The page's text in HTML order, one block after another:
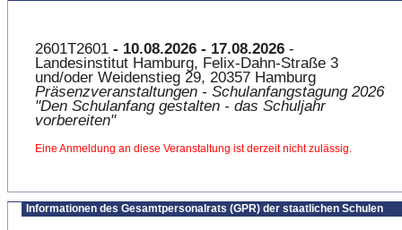
2601T2601 - 10.08.2026 - 17.08.2026 -
Landesinstitut Hamburg, Felix-Dahn-Straße 3
und/oder Weidenstieg 29, 20357 Hamburg
Präsenzveranstaltungen - Schulanfangstagung 2026
"Den Schulanfang gestalten - das Schuljahr
vorbereiten"
Eine Anmeldung an diese Veranstaltung ist derzeit nicht zulässig.
Informationen des Gesamtpersonalrats (GPR) der staatlichen Schulen